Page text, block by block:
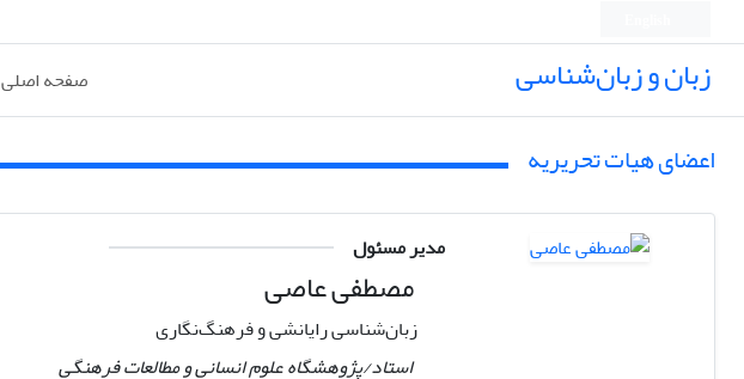
زبان و زبان‌شناسی صفحه اصلی
اعضای هیات تحریریه
مدیر مسئول
مصطفی عاصی
زبان‌شناسی رایانشی و فرهنگ‌نگاری
استاد/پژوهشگاه علوم انسانی و مطالعات فرهنگی